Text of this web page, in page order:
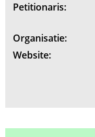
Petitionaris:
Organisatie:
Website: